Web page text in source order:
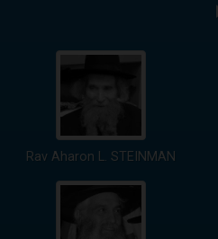
Rav Aharon L. STEINMAN